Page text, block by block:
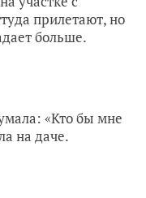
«Кто бы мне